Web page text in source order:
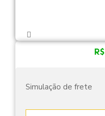
R$
Simulação de frete